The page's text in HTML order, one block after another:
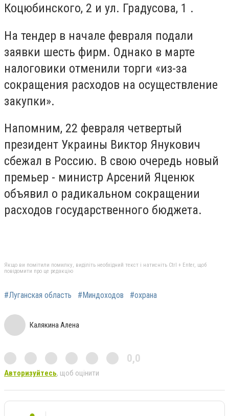
Коцюбинского, 2 и ул. Градусова, 1 .
На тендер в начале февраля подали
заявки шесть фирм. Однако в марте
налоговики отменили торги «из-за
сокращения расходов на осуществление
закупки».
Напомним, 22 февраля четвертый
президент Украины Виктор Янукович
сбежал в Россию. В свою очередь новый
премьер - министр Арсений Яценюк
объявил о радикальном сокращении
расходов государственного бюджета.
Якщо ви помітили помилку, виділіть необхідний текст і натисніть Ctrl + Enter, щоб
повідомити про це редакцію
#Луганская область #Миндоходов #охрана
Калякина Алена
0,0
Авторизуйтесь, щоб оцінити